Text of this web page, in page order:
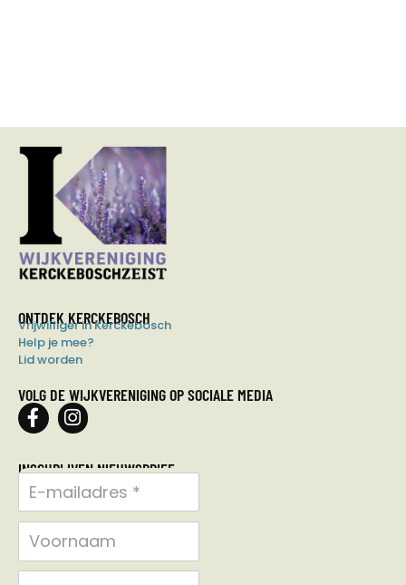
ONTDEK KERCKEBOSCH
Vrijwilliger in Kerckebosch
Help je mee?
Lid worden
VOLG DE WIJKVERENIGING OP SOCIALE MEDIA
INSCHRIJVEN NIEUWSBRIEF